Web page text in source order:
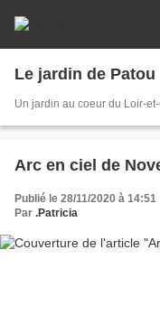
Le jardin de Patou
Un jardin au coeur du Loir-
Arc en ciel de
Publié le 28/11/2020 à 14:51
Par .Patricia